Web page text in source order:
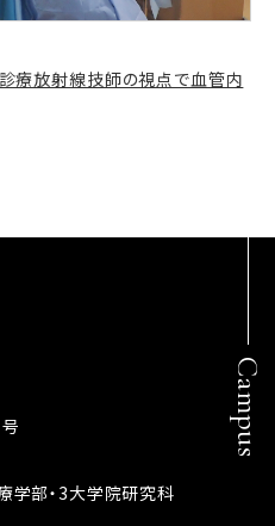
療放射線技師の視点で血管内
Campus
学部・3大学院研究科